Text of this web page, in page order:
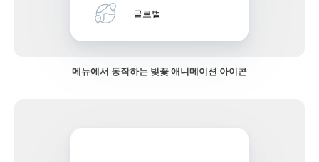
글로벌
메뉴에서 동작하는 벚꽃 애니메이션 아이콘